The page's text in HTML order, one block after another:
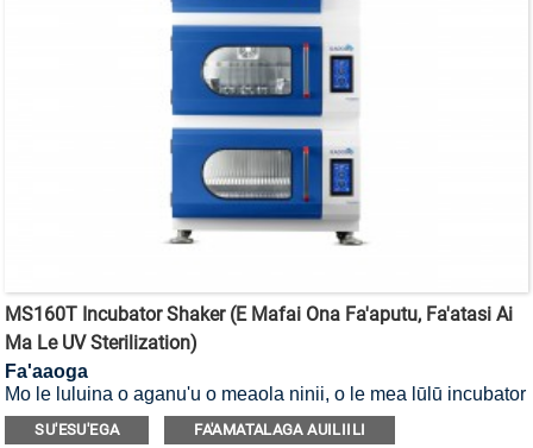
MS160T Incubator Shaker (E Mafai Ona Fa'aputu, Fa'atasi Ai
Ma Le UV Sterilization)
Fa'aaoga
Mo le luluina o aganu'u o meaola ninii, o le mea lūlū incubator
e mafai ona fa'amamāina i le UV.
SU'ESU'EGA FA'AMATALAGA AUILIILI